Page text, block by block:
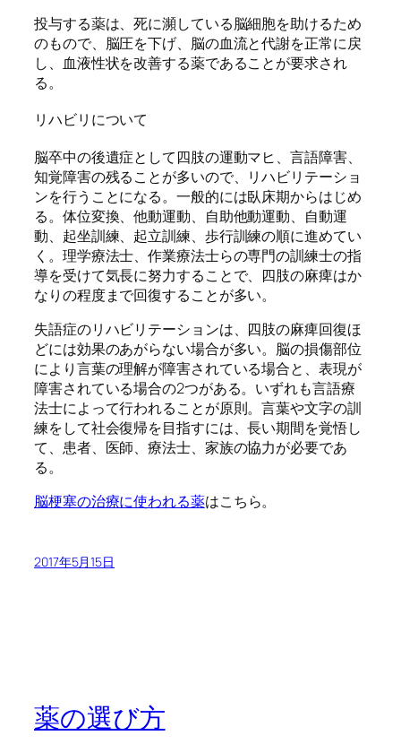
投与する薬は、死に瀕している脳細胞を助けるため
のもので、脳圧を下げ、脳の血流と代謝を正常に戻
し、血液性状を改善する薬であることが要求され
る。
リハビリについて
脳卒中の後遺症として四肢の運動マヒ、言語障害、
知覚障害の残ることが多いので、リハビリテーショ
ンを行うことになる。一般的には臥床期からはじめ
る。体位変換、他動運動、自助他動運動、自動運
動、起坐訓練、起立訓練、歩行訓練の順に進めてい
く。理学療法士、作業療法士らの専門の訓練士の指
導を受けて気長に努力することで、四肢の麻痺はか
なりの程度まで回復することが多い。
失語症のリハビリテーションは、四肢の麻痺回復ほ
どには効果のあがらない場合が多い。脳の損傷部位
により言葉の理解が障害されている場合と、表現が
障害されている場合の2つがある。いずれも言語療
法士によって行われることが原則。言葉や文字の訓
練をして社会復帰を目指すには、長い期間を覚悟し
て、患者、医師、療法士、家族の協力が必要であ
る。
脳梗塞の治療に使われる薬はこちら。
2017年5月15日
薬の選び方